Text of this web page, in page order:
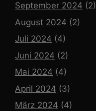
September 2024 (2)
August 2024 (2)
Juli 2024 (4)
Juni 2024 (2)
Mai 2024 (4)
April 2024 (3)
März 2024 (4)